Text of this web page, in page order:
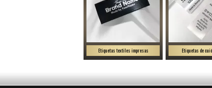
Etiquetas textiles impresas Etiquetas de